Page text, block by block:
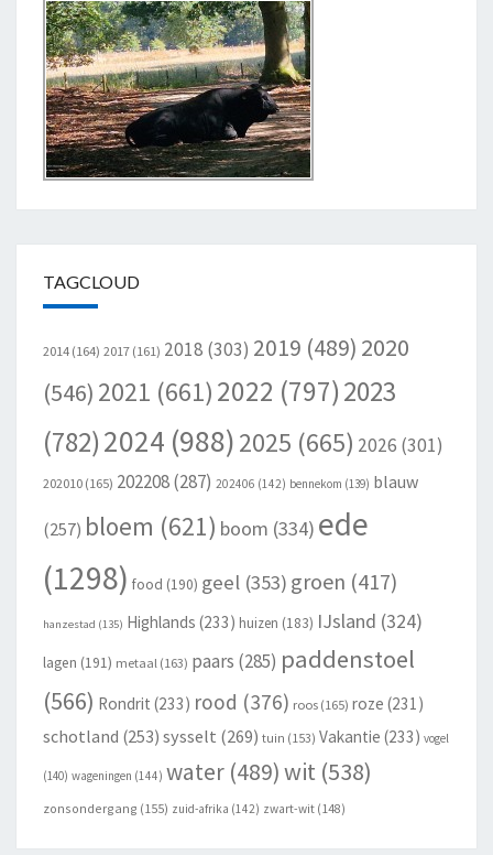
TAGCLOUD
2014 (164) 2017 (161) 2018 (303) 2019 (489) 2020
(546) 2021 (661) 2022 (797)2023
(782)2024 (988) 2025 (665) 2026 (301)
202010 (165) 202208(287) 202406 (142) bennekom (139) blauw
(257) bloem (621) boom (334) ede
(1298) food (190) geel (353) groen (417)
hanzestad (135) Highlands (233) huizen (183) IJsland (324)
lagen (191) metaal (163) paars (285) paddenstoel
(566) Rondrit (233) rood (376) roos (165) roze (231)
schotland (253) sysselt (269) tuin (153) Vakantie (233) vogel
(140) wageningen (144) water (489)wit (538)
zonsondergang (155) zuid-afrika (142) zwart-wit (148)